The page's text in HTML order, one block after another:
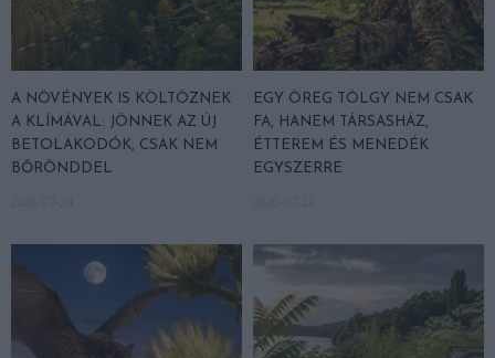
A NÖVÉNYEK IS KÖLTÖZNEK
A KLÍMÁVAL: JÖNNEK AZ ÚJ
BETOLAKODÓK, CSAK NEM
BŐRÖNDDEL
EGY ÖREG TÖLGY NEM CSAK
FA, HANEM TÁRSASHÁZ,
ÉTTEREM ÉS MENEDÉK
EGYSZERRE